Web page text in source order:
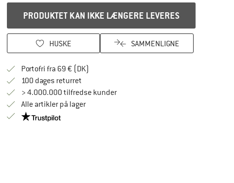
PRODUKTET KAN IKKE LÆNGERE LEVERES
HUSKE SAMMENLIGNE
Portofri fra 69 € (DK)
100 dages returretGå til returretten her Åbnes i en infoboks
> 4.000.000 tilfredse kunder
Alle artikler på lager
Vi er Trustpilot-certificeret - oplysningerne får du